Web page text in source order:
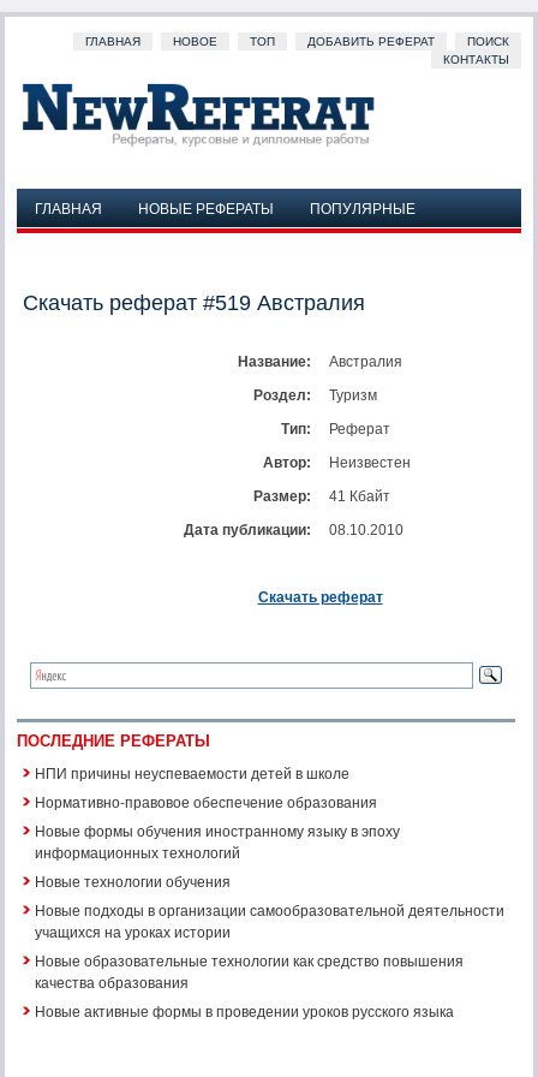
ГЛАВНАЯ НОВОЕ ТОП ДОБАВИТЬ РЕФЕРАТ
ПОИСК
КОНТАКТЫ
ГЛАВНАЯ НОВЫЕ РЕФЕРАТЫ
ПОПУЛЯРНЫЕ
Скачать реферат #519 Австралия
Название:
Австралия
Роздел:
Туризм
Тип:
Реферат
Автор:
Неизвестен
Размер:
41 Кбайт
Дата публикации:
08.10.2010
Скачать реферат
ПОСЛЕДНИЕ РЕФЕРАТЫ
НПИ причины неуспеваемости детей в школе
Нормативно-правовое обеспечение образования
Новые формы обучения иностранному языку в эпоху
информационных технологий
Новые технологии обучения
Новые подходы в организации самообразовательной деятельности
учащихся на уроках истории
Новые образовательные технологии как средство повышения
качества образования
Новые активные формы в проведении уроков русского языка